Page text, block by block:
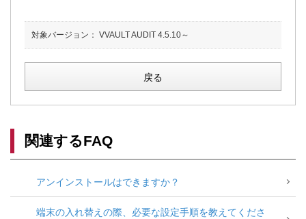
対象バージョン： VVAULT AUDIT 4.5.10～
戻る
関連するFAQ
アンインストールはできますか？
端末の入れ替えの際、必要な設定手順を教えてくださ